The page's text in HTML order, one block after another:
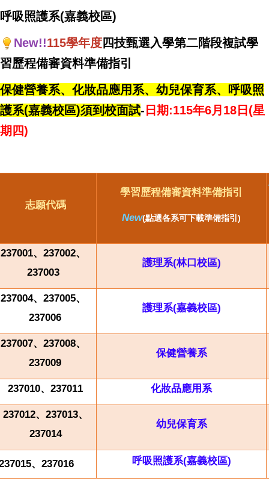
呼吸照護系(嘉義校區)
New!!115學年度四技甄選入學第二階段複試學
習歷程備審資料準備指引
保健營養系、化妝品應用系、幼兒保育系、呼吸照
護系(嘉義校區)須到校面試- 日期:115年6月18日(星
期四)
志願代碼
學習歷程備審資料準備指引
New(點選各系可下載準備指引)
237001、237002、
237003
護理系(林口校區)
237004、237005、
237006
護理系(嘉義校區)
237007、237008、
237009
保健營養系
237010、237011 化妝品應用系
237012、237013、
237014
幼兒保育系
、237016 呼吸照護系(嘉義校區)